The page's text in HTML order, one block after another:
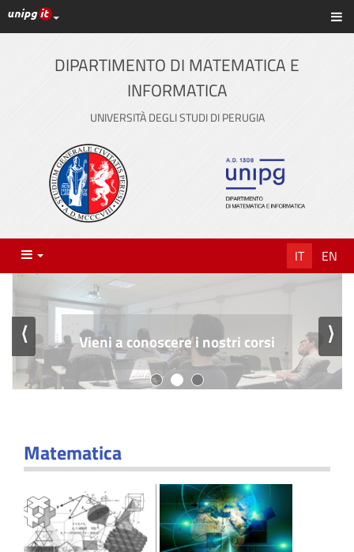
Vai
al
contenuto
principale
Link ai principali servizi web di Ateneo
DIPARTIMENTO DI MATEMATICA E
INFORMATICA
UNIVERSITÀ DEGLI STUDI DI PERUGIA
Menu IT EN
Vieni a conoscere i nostri corsi
⟨ ⟩
Matematica